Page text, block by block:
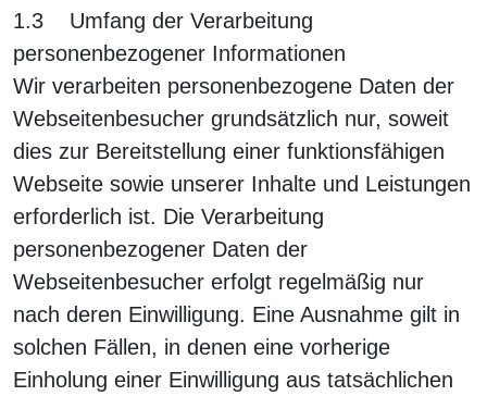
1.3 Umfang der Verarbeitung
personenbezogener Informationen
Wir verarbeiten personenbezogene Daten der
Webseitenbesucher grundsätzlich nur, soweit
dies zur Bereitstellung einer funktionsfähigen
Webseite sowie unserer Inhalte und Leistungen
erforderlich ist. Die Verarbeitung
personenbezogener Daten der
Webseitenbesucher erfolgt regelmäßig nur
nach deren Einwilligung. Eine Ausnahme gilt in
solchen Fällen, in denen eine vorherige
Einholung einer Einwilligung aus tatsächlichen